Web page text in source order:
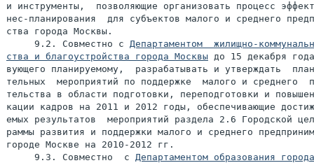
и инструменты,  позволяющие организовать процесс
нес-планирования  для субъектов малого и среднего
ства города Москвы.
     9.2. Совместно с
Департаментом  жилищно-
ства и благоустройства города Москвы до 15 декабря
вующего планируемому,  разрабатывать и утверждать
тельных  мероприятий по поддержке  малого и среднего
тельства в области подготовки, переподготовки и
кации кадров на 2011 и 2012 годы, обеспечивающие
емых результатов  мероприятий раздела 2.6 Городской
раммы развития и поддержки малого и среднего
городе Москве на 2010-2012 гг.
     9.3. Совместно  с
Департаментом образования